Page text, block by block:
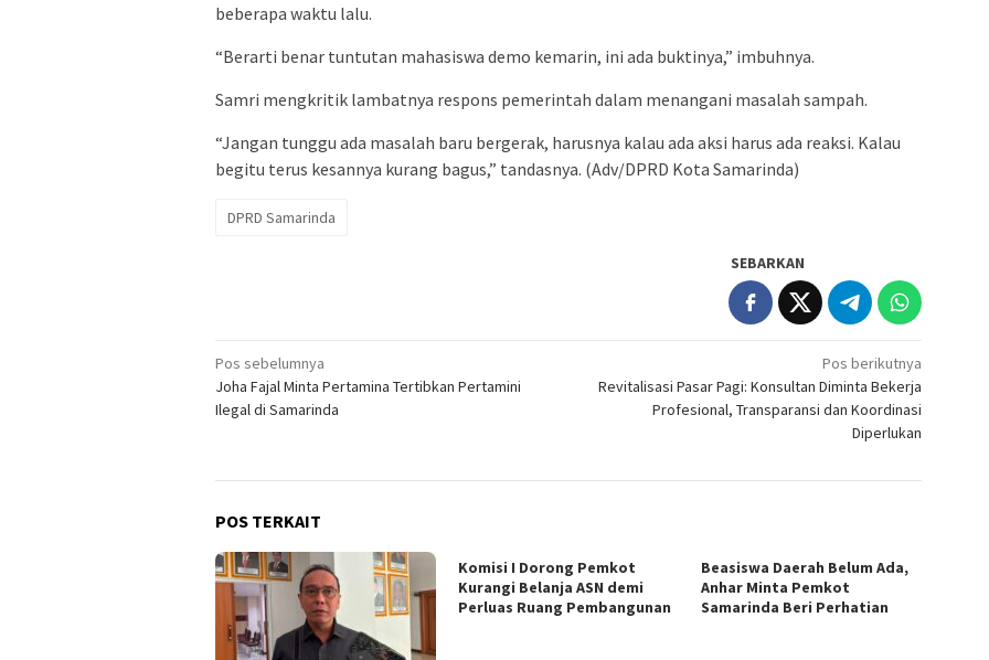
beberapa waktu lalu.
“Berarti benar tuntutan mahasiswa demo kemarin, ini ada buktinya,” imbuhnya.
Samri mengkritik lambatnya respons pemerintah dalam menangani masalah sampah.
“Jangan tunggu ada masalah baru bergerak, harusnya kalau ada aksi harus ada reaksi. Kalau
begitu terus kesannya kurang bagus,” tandasnya. (Adv/DPRD Kota Samarinda)
DPRD Samarinda
SEBARKAN
Navigasi
pos
Pos sebelumnya
Joha Fajal Minta Pertamina Tertibkan Pertamini
Ilegal di Samarinda
Pos berikutnya
Revitalisasi Pasar Pagi: Konsultan Diminta Bekerja
Profesional, Transparansi dan Koordinasi
Diperlukan
POS TERKAIT
Komisi I Dorong Pemkot
Kurangi Belanja ASN demi
Perluas Ruang Pembangunan
Beasiswa Daerah Belum Ada,
Anhar Minta Pemkot
Samarinda Beri Perhatian